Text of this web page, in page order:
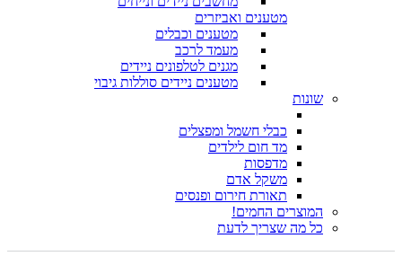
מטענים ואביזרים
מטענים וכבלים
מעמד לרכב
מגנים לטלפונים ניידים
מטענים ניידים סוללות גיבוי
שונות
כבלי חשמל ומפצלים
מד חום לילדים
מדפסות
משקל אדם
תאורת חירום ופנסים
המוצרים החמים!
כל מה שצריך לדעת